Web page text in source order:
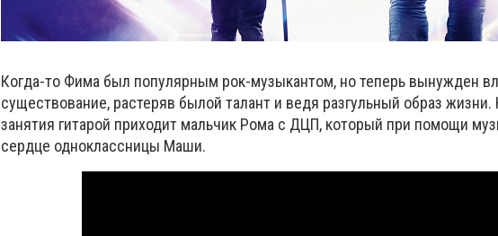
Когда-то Фима был популярным рок-музыкантом, но теперь вынужден
существование, растеряв былой талант и ведя разгульный образ
занятия гитарой приходит мальчик Рома с ДЦП, который при помощи
сердце одноклассницы Маши.